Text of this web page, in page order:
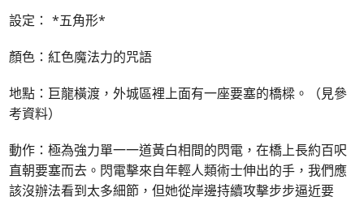
設定： *五角形*
顏色：紅色魔法力的咒語
地點：巨龍橫渡，外城區裡上面有一座要塞的橋樑。（見參
考資料）
動作：極為強力單一一道黃白相間的閃電，在橋上長約百呎
直朝要塞而去。閃電擊來自年輕人類術士伸出的手，我們應
該沒辦法看到太多細節，但她從岸邊持續攻擊步步逼近要